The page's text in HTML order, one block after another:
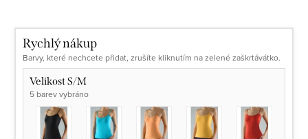
Rychlý nákup
Barvy, které nechcete přidat, zrušíte kliknutím na zelené zaškrtávátko.
Velikost S/M
5 barev vybráno